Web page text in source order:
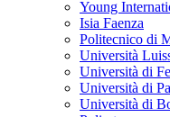
Young
Isia Faenza
Politecnico di
Università
Università di
Università di
Università di